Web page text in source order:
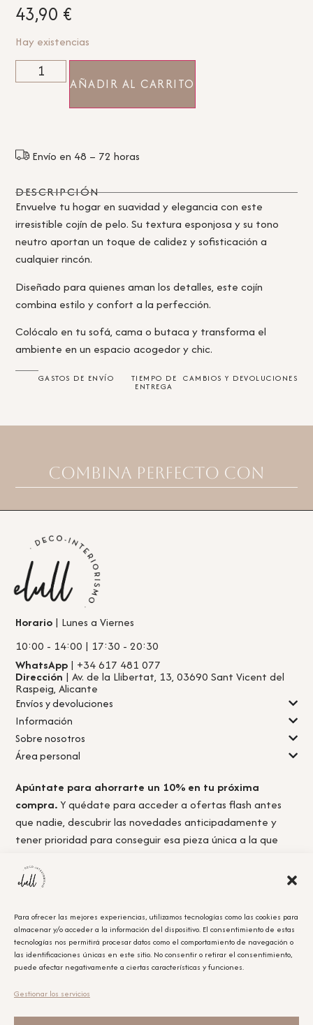
Para ofrecer las mejores experiencias, utilizamos tecnologías como las cookies para
almacenar y/o acceder a la información del dispositivo. El consentimiento de estas
tecnologías nos permitirá procesar datos como el comportamiento de navegación o
las identificaciones únicas en este sitio. No consentir o retirar el consentimiento,
puede afectar negativamente a ciertas características y funciones.
Gestionar los servicios
43,90 €
Hay existencias
AÑADIR AL CARRITO
Envío en 48 – 72 horas
DESCRIPCIÓN
Envuelve tu hogar en suavidad y elegancia con este
irresistible cojín de pelo. Su textura esponjosa y su tono
neutro aportan un toque de calidez y sofisticación a
cualquier rincón.
Diseñado para quienes aman los detalles, este cojín
combina estilo y confort a la perfección.
Colócalo en tu sofá, cama o butaca y transforma el
ambiente en un espacio acogedor y chic.
GASTOS DE ENVÍO TIEMPO DE
ENTREGA
CAMBIOS Y DEVOLUCIONES
Combina perfecto con
Horario | Lunes a Viernes
10:00 - 14:00 | 17:30 - 20:30
WhatsApp | +34 617 481 077
Dirección | Av. de la Llibertat, 13, 03690 Sant Vicent del
Raspeig, Alicante
Envíos y devoluciones
Información
Sobre nosotros
Área personal
Apúntate para ahorrarte un 10% en tu próxima
compra.Y quédate para acceder a ofertas flash antes
que nadie, descubrir las novedades anticipadamente y
tener prioridad para conseguir esa pieza única a la que
Acepto lapolítica de privacidad.
Obtener el cupón
Leyenda Legal